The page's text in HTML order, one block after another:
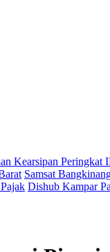
Kearsipan Peringkat
Samsat
Dishub Kampar